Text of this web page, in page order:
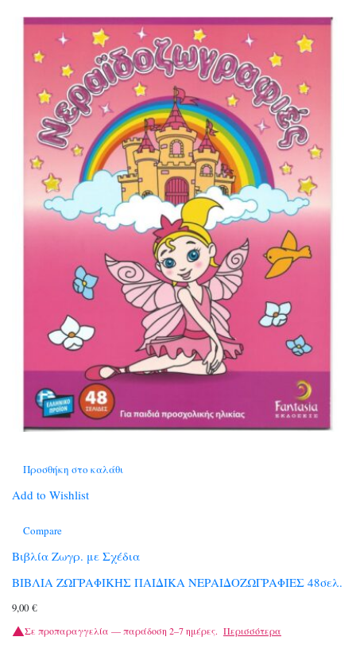
Προσθήκη στο καλάθι
Add to Wishlist
Compare
Βιβλία Ζωγρ. με Σχέδια
ΒΙΒΛΙΑ ΖΩΓΡΑΦΙΚΗΣ ΠΑΙΔΙΚΑ ΝΕΡΑΙΔΟΖΩΓΡΑΦΙΕΣ 48σελ.
9,00 €
Σε προπαραγγελία — παράδοση 2–7 ημέρες. Περισσότερα